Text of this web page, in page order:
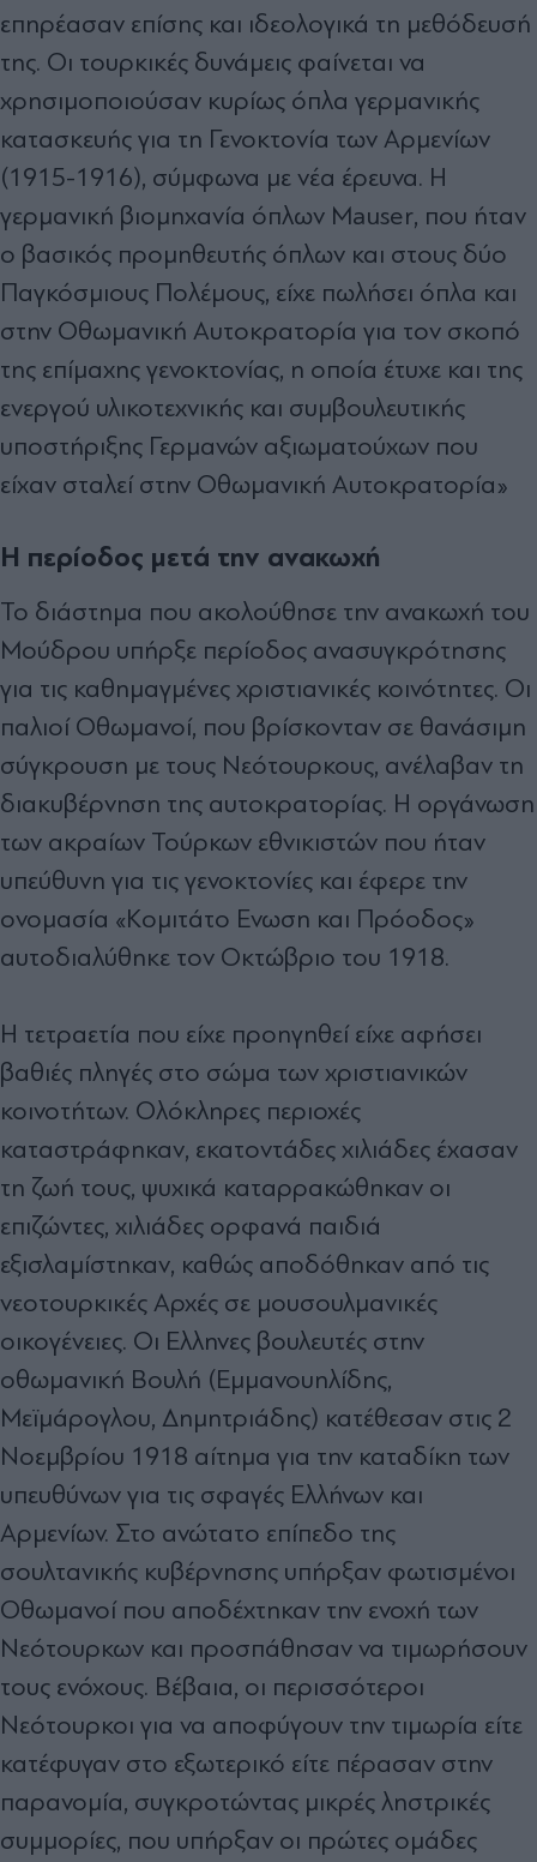
επηρέασαν επίσης και ιδεολογικά τη μεθόδευσή
της. Οι τουρκικές δυνάμεις φαίνεται να
χρησιμοποιούσαν κυρίως όπλα γερμανικής
κατασκευής για τη Γενοκτονία των Αρμενίων
(1915-1916), σύμφωνα με νέα έρευνα. Η
γερμανική βιομηχανία όπλων Mauser, που ήταν
ο βασικός προμηθευτής όπλων και στους δύο
Παγκόσμιους Πολέμους, είχε πωλήσει όπλα και
στην Οθωμανική Αυτοκρατορία για τον σκοπό
της επίμαχης γενοκτονίας, η οποία έτυχε και της
ενεργού υλικοτεχνικής και συμβουλευτικής
υποστήριξης Γερμανών αξιωματούχων που
είχαν σταλεί στην Οθωμανική Αυτοκρατορία»
Η περίοδος μετά την ανακωχή
Το διάστημα που ακολούθησε την ανακωχή του
Μούδρου υπήρξε περίοδος ανασυγκρότησης
για τις καθημαγμένες χριστιανικές κοινότητες. Οι
παλιοί Οθωμανοί, που βρίσκονταν σε θανάσιμη
σύγκρουση με τους Νεότουρκους, ανέλαβαν τη
διακυβέρνηση της αυτοκρατορίας. Η οργάνωση
των ακραίων Τούρκων εθνικιστών που ήταν
υπεύθυνη για τις γενοκτονίες και έφερε την
ονομασία «Κομιτάτο Ενωση και Πρόοδος»
αυτοδιαλύθηκε τον Οκτώβριο του 1918.
Η τετραετία που είχε προηγηθεί είχε αφήσει
βαθιές πληγές στο σώμα των χριστιανικών
κοινοτήτων. Ολόκληρες περιοχές
καταστράφηκαν, εκατοντάδες χιλιάδες έχασαν
τη ζωή τους, ψυχικά καταρρακώθηκαν οι
επιζώντες, χιλιάδες ορφανά παιδιά
εξισλαμίστηκαν, καθώς αποδόθηκαν από τις
νεοτουρκικές Αρχές σε μουσουλμανικές
οικογένειες. Οι Ελληνες βουλευτές στην
οθωμανική Βουλή (Εμμανουηλίδης,
Μεϊμάρογλου, Δημητριάδης) κατέθεσαν στις 2
Νοεμβρίου 1918 αίτημα για την καταδίκη των
υπευθύνων για τις σφαγές Ελλήνων και
Αρμενίων. Στο ανώτατο επίπεδο της
σουλτανικής κυβέρνησης υπήρξαν φωτισμένοι
Οθωμανοί που αποδέχτηκαν την ενοχή των
Νεότουρκων και προσπάθησαν να τιμωρήσουν
τους ενόχους. Βέβαια, οι περισσότεροι
Νεότουρκοι για να αποφύγουν την τιμωρία είτε
κατέφυγαν στο εξωτερικό είτε πέρασαν στην
παρανομία, συγκροτώντας μικρές ληστρικές
συμμορίες, που υπήρξαν οι πρώτες ομάδες